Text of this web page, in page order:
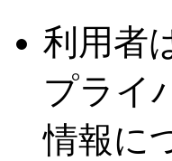
利用者
プライ
情報に